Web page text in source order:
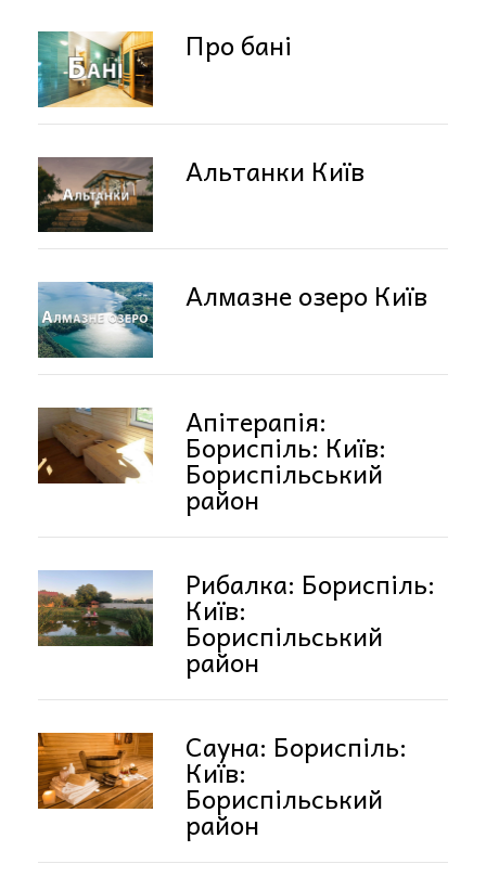
Про бані
Альтанки Київ
Алмазне озеро Київ
Апітерапія:
Бориспіль: Київ:
Бориспільський
район
Рибалка: Бориспіль:
Київ:
Бориспільський
район
Сауна: Бориспіль:
Київ:
Бориспільський
район